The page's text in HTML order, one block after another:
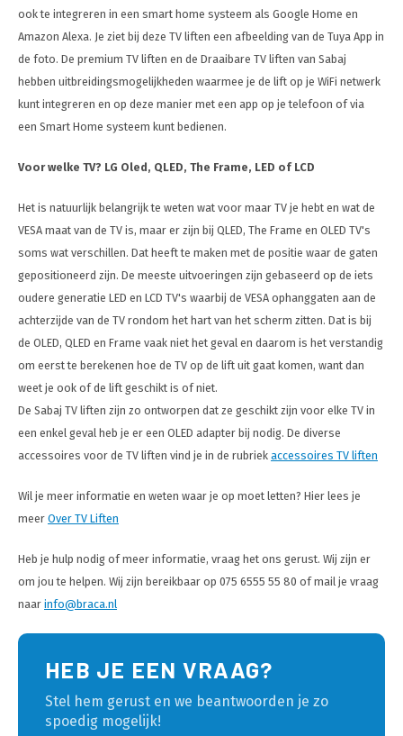
ook te integreren in een smart home systeem als Google Home en
Amazon Alexa. Je ziet bij deze TV liften een afbeelding van de Tuya App in
de foto. De premium TV liften en de Draaibare TV liften van Sabaj
hebben uitbreidingsmogelijkheden waarmee je de lift op je WiFi netwerk
kunt integreren en op deze manier met een app op je telefoon of via
een Smart Home systeem kunt bedienen.
Voor welke TV? LG Oled, QLED, The Frame, LED of LCD
Het is natuurlijk belangrijk te weten wat voor maar TV je hebt en wat de
VESA maat van de TV is, maar er zijn bij QLED, The Frame en OLED TV's
soms wat verschillen. Dat heeft te maken met de positie waar de gaten
gepositioneerd zijn. De meeste uitvoeringen zijn gebaseerd op de iets
oudere generatie LED en LCD TV's waarbij de VESA ophanggaten aan de
achterzijde van de TV rondom het hart van het scherm zitten. Dat is bij
de OLED, QLED en Frame vaak niet het geval en daarom is het verstandig
om eerst te berekenen hoe de TV op de lift uit gaat komen, want dan
weet je ook of de lift geschikt is of niet.
De Sabaj TV liften zijn zo ontworpen dat ze geschikt zijn voor elke TV in
een enkel geval heb je er een OLED adapter bij nodig. De diverse
accessoires voor de TV liften vind je in de rubriek accessoires TV liften
Wil je meer informatie en weten waar je op moet letten? Hier lees je
meer Over TV Liften
Heb je hulp nodig of meer informatie, vraag het ons gerust. Wij zijn er
om jou te helpen. Wij zijn bereikbaar op 075 6555 55 80 of mail je vraag
naar info@braca.nl
HEB JE EEN VRAAG?
Stel hem gerust en we beantwoorden je zo
spoedig mogelijk!